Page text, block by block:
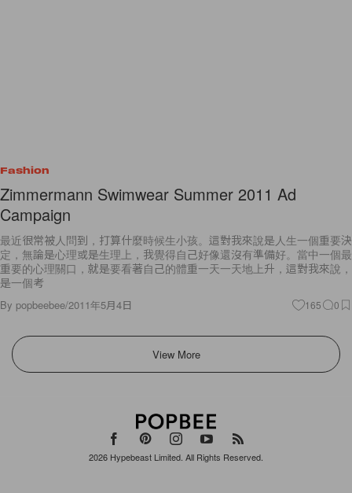
Fashion
Zimmermann Swimwear Summer 2011 Ad
Campaign
最近很常被人問到，打算什麼時候生小孩。這對我來說是人生一個重要決
定，無論是心理或是生理上，我覺得自己好像還沒有準備好。當中一個最
重要的心理關口，就是要看著自己的體重一天一天地上升，這對我來說，
是一個考
By popbeebee/2011年5月4日 165 0
View More
2026 Hypebeast Limited . All Rights Reserved.